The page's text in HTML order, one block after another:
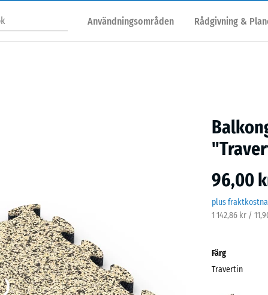
Användningsområden Rådgivning &
96,00
plus
1 142,86 kr /
Färg
Travertin